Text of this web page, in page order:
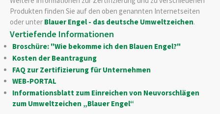
Produkten finden Sie auf den oben genannten Internetseiten
oder unter Blauer Engel - das deutsche Umweltzeichen.
Vertiefende Informationen
Broschüre: "Wie bekomme ich den Blauen Engel?"
Kosten der Beantragung
FAQ zur Zertifizierung für Unternehmen
WEB-PORTAL
Informationsblatt zum Einreichen von Neuvorschlägen
zum Umweltzeichen „Blauer Engel“